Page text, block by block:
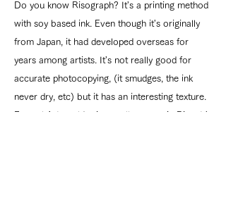
Do you know Risograph? It's a printing method
with soy based ink. Even though it's originally
from Japan, it had developed overseas for
years among artists. It's not really good for
accurate photocopying, (it smudges, the ink
never dry, etc) but it has an interesting texture.
For vol.4, I could print small amount in Riso. It's